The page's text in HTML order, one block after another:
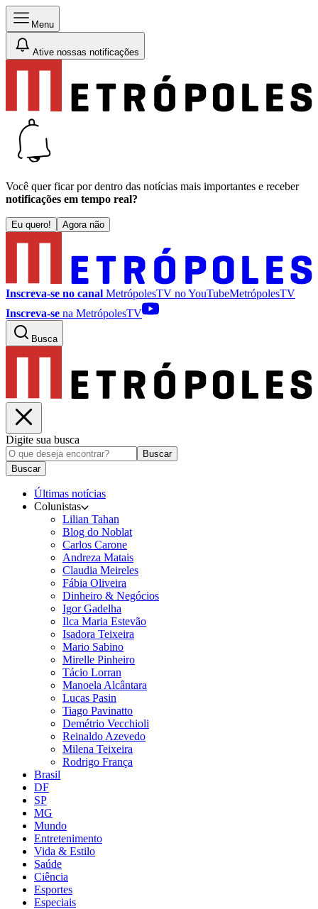
Menu
Ative nossas notificações
Você quer ficar por dentro das notícias mais importantes e receber
notificações em tempo real?
Eu quero! Agora não
Inscreva-se no canal MetrópolesTV noYouTubeMetrópolesTV
Inscreva-se na MetrópolesTV
Busca
Digite sua busca
Buscar
Buscar
Últimas notícias
Colunistas
Lilian Tahan
Blog do Noblat
Carlos Carone
Andreza Matais
Claudia Meireles
Fábia Oliveira
Dinheiro & Negócios
Igor Gadelha
Ilca Maria Estevão
Isadora Teixeira
Mario Sabino
Mirelle Pinheiro
Tácio Lorran
Manoela Alcântara
Lucas Pasin
Tiago Pavinatto
Demétrio Vecchioli
Reinaldo Azevedo
Milena Teixeira
Rodrigo França
Brasil
DF
SP
MG
Mundo
Entretenimento
Vida & Estilo
Saúde
Ciência
Esportes
Especiais